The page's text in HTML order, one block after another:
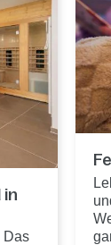
in
Das